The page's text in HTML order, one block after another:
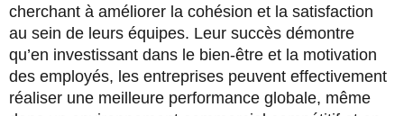
cherchant à améliorer la cohésion et la satisfaction
au sein de leurs équipes. Leur succès démontre
qu’en investissant dans le bien-être et la motivation
des employés, les entreprises peuvent effectivement
réaliser une meilleure performance globale, même